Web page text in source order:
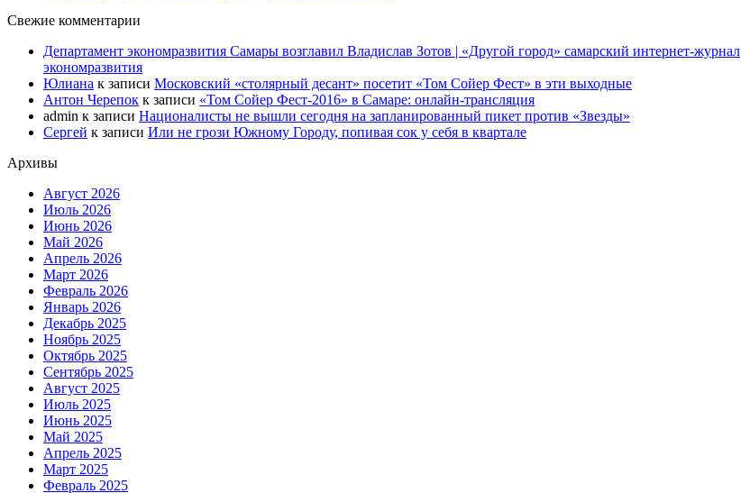
Свежие комментарии
Департамент экономразвития Самары возглавил Владислав Зотов | «Другой город» самарский интернет-журнал
экономразвития
Юлиана к записи Московский «столярный десант» посетит «Том Сойер Фест» в эти выходные
Антон Черепок к записи «Том Сойер Фест-2016» в Самаре: онлайн-трансляция
admin к записи Националисты не вышли сегодня на запланированный пикет против «Звезды»
Сергей к записи Или не грози Южному Городу, попивая сок у себя в квартале
Архивы
Август 2026
Июль 2026
Июнь 2026
Май 2026
Апрель 2026
Март 2026
Февраль 2026
Январь 2026
Декабрь 2025
Ноябрь 2025
Октябрь 2025
Сентябрь 2025
Август 2025
Июль 2025
Июнь 2025
Май 2025
Апрель 2025
Март 2025
Февраль 2025